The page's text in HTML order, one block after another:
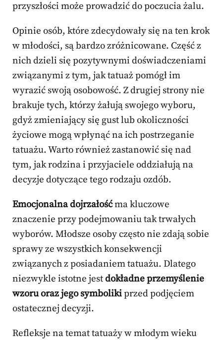
przyszłości może prowadzić do poczucia żalu.
Opinie osób, które zdecydowały się na ten krok
w młodości, są bardzo zróżnicowane. Część z
nich dzieli się pozytywnymi doświadczeniami
związanymi z tym, jak tatuaż pomógł im
wyrazić swoją osobowość. Z drugiej strony nie
brakuje tych, którzy żałują swojego wyboru,
gdyż zmieniający się gust lub okoliczności
życiowe mogą wpłynąć na ich postrzeganie
tatuażu. Warto również zastanowić się nad
tym, jak rodzina i przyjaciele oddziałują na
decyzje dotyczące tego rodzaju ozdób.
Emocjonalna dojrzałośćma kluczowe
znaczenie przy podejmowaniu tak trwałych
wyborów. Młodsze osoby często nie zdają sobie
sprawy ze wszystkich konsekwencji
związanych z posiadaniem tatuażu. Dlatego
niezwykle istotne jestdokładne przemyślenie
wzoru oraz jego symbolikiprzed podjęciem
ostatecznej decyzji.
Refleksje na temat tatuaży w młodym wieku